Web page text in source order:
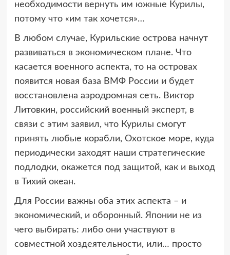
необходимости вернуть им южные Курилы,
потому что «им так хочется»…
В любом случае, Курильские острова начнут
развиваться в экономическом плане. Что
касается военного аспекта, то на островах
появится новая база ВМФ России и будет
восстановлена аэродромная сеть. Виктор
Литовкин, российский военный эксперт, в
связи с этим заявил, что Курилы смогут
принять любые корабли, Охотское море, куда
периодически заходят наши стратегические
подлодки, окажется под защитой, как и выход
в Тихий океан.
Для России важны оба этих аспекта – и
экономический, и оборонный. Японии не из
чего выбирать: либо они участвуют в
совместной хоздеятельности, или… просто